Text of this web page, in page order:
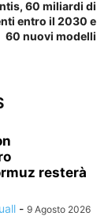
60 miliardi di
entro il 2030 e
60 nuovi modelli
resterà
- 9 Agosto 2026